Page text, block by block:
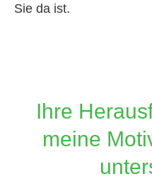
Sie da ist.
Ihre
meine